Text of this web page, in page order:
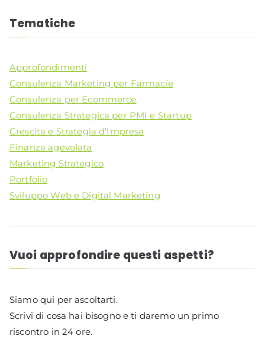
Tematiche
Approfondimenti
Consulenza Marketing per Farmacie
Consulenza per Ecommerce
Consulenza Strategica per PMI e Startup
Crescita e Strategia d’Impresa
Finanza agevolata
Marketing Strategico
Portfolio
Sviluppo Web e Digital Marketing
Vuoi approfondire questi aspetti?
Siamo qui per ascoltarti.
Scrivi di cosa hai bisogno e ti daremo un primo
riscontro in 24 ore.